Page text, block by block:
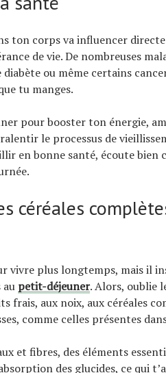
ton corps va influencer
de vie. De nombreuses
ou même certains
tu manges.
pour booster ton énergie,
le processus de
en bonne santé, écoute bien
céréales
plus longtemps, mais il
au petit-déjeuner. Alors, oublie
frais, aux noix, aux céréales
comme celles présentes
et fibres, des éléments
des glucides, ce qui